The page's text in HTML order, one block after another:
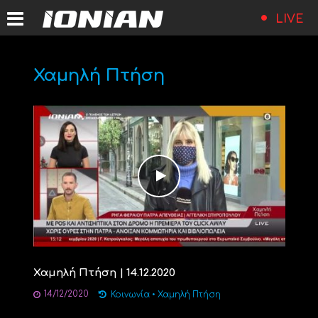
LIVE
Χαμηλή Πτήση
Χαμηλή Πτήση | 14.12.2020
14/12/2020 Κοινωνία • Χαμηλή Πτήση